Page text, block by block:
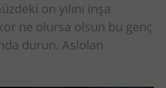
on yılını inşa
ne olursa olsun bu genç
durun. Aslolan